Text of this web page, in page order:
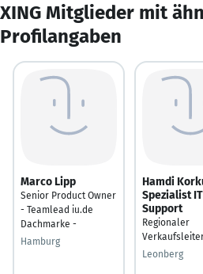
XING Mitglieder mit
Profilangaben
Marco Lipp
Senior Product Owner
- Teamlead iu.de
Dachmarke -
Hamburg
Hamdi
Spezialist IT
Support
Regionaler
Leonberg